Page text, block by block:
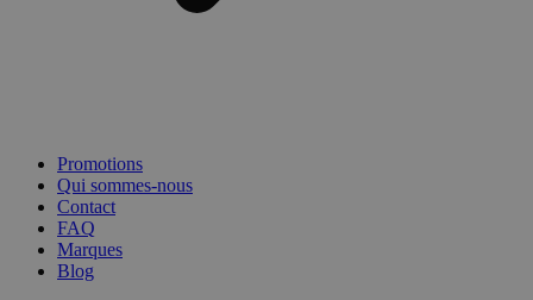
Promotions
Qui sommes-nous
Contact
FAQ
Marques
Blog